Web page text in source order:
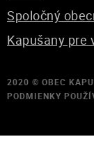
Spoločný
Kapušany pre
2020 © OBEC
PODMIENKY